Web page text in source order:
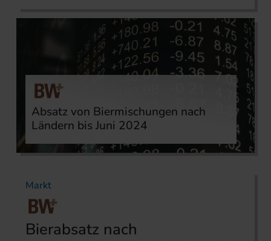
Absatz von Biermischungen nach
Ländern bis Juni 2024
Markt
Bierabsatz nach